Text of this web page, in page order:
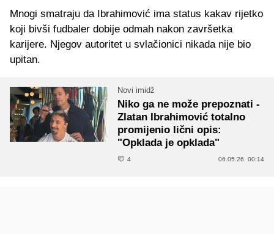
Mnogi smatraju da Ibrahimović ima status kakav rijetko
koji bivši fudbaler dobije odmah nakon završetka
karijere. Njegov autoritet u svlačionici nikada nije bio
upitan.
Novi imidž
Niko ga ne može prepoznati -
Zlatan Ibrahimović totalno
promijenio lični opis:
"Opklada je opklada"
4 06.05.26. 00:14